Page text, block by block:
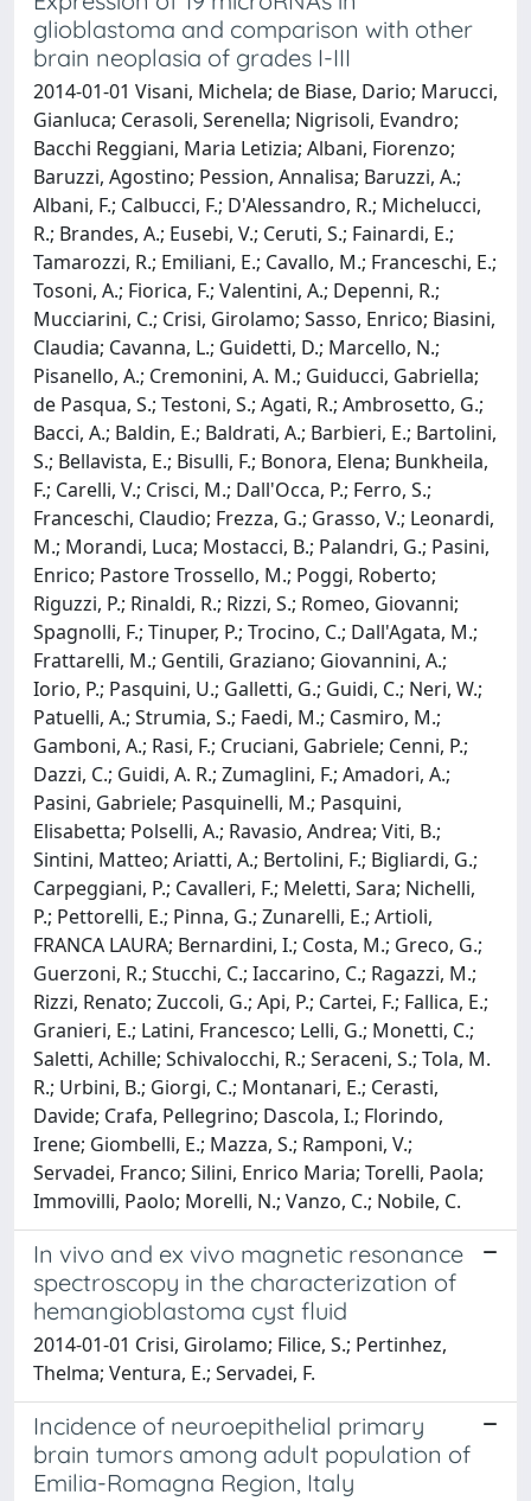
glioblastoma and comparison with other
brain neoplasia of grades I-III
2014-01-01 Visani, Michela; de Biase, Dario; Marucci,
Gianluca; Cerasoli, Serenella; Nigrisoli, Evandro;
Bacchi Reggiani, Maria Letizia; Albani, Fiorenzo;
Baruzzi, Agostino; Pession, Annalisa; Baruzzi, A.;
Albani, F.; Calbucci, F.; D'Alessandro, R.; Michelucci,
R.; Brandes, A.; Eusebi, V.; Ceruti, S.; Fainardi, E.;
Tamarozzi, R.; Emiliani, E.; Cavallo, M.; Franceschi, E.;
Tosoni, A.; Fiorica, F.; Valentini, A.; Depenni, R.;
Mucciarini, C.; Crisi, Girolamo; Sasso, Enrico; Biasini,
Claudia; Cavanna, L.; Guidetti, D.; Marcello, N.;
Pisanello, A.; Cremonini, A. M.; Guiducci, Gabriella;
de Pasqua, S.; Testoni, S.; Agati, R.; Ambrosetto, G.;
Bacci, A.; Baldin, E.; Baldrati, A.; Barbieri, E.; Bartolini,
S.; Bellavista, E.; Bisulli, F.; Bonora, Elena; Bunkheila,
F.; Carelli, V.; Crisci, M.; Dall'Occa, P.; Ferro, S.;
Franceschi, Claudio; Frezza, G.; Grasso, V.; Leonardi,
M.; Morandi, Luca; Mostacci, B.; Palandri, G.; Pasini,
Enrico; Pastore Trossello, M.; Poggi, Roberto;
Riguzzi, P.; Rinaldi, R.; Rizzi, S.; Romeo, Giovanni;
Spagnolli, F.; Tinuper, P.; Trocino, C.; Dall'Agata, M.;
Frattarelli, M.; Gentili, Graziano; Giovannini, A.;
Iorio, P.; Pasquini, U.; Galletti, G.; Guidi, C.; Neri, W.;
Patuelli, A.; Strumia, S.; Faedi, M.; Casmiro, M.;
Gamboni, A.; Rasi, F.; Cruciani, Gabriele; Cenni, P.;
Dazzi, C.; Guidi, A. R.; Zumaglini, F.; Amadori, A.;
Pasini, Gabriele; Pasquinelli, M.; Pasquini,
Elisabetta; Polselli, A.; Ravasio, Andrea; Viti, B.;
Sintini, Matteo; Ariatti, A.; Bertolini, F.; Bigliardi, G.;
Carpeggiani, P.; Cavalleri, F.; Meletti, Sara; Nichelli,
P.; Pettorelli, E.; Pinna, G.; Zunarelli, E.; Artioli,
FRANCA LAURA; Bernardini, I.; Costa, M.; Greco, G.;
Guerzoni, R.; Stucchi, C.; Iaccarino, C.; Ragazzi, M.;
Rizzi, Renato; Zuccoli, G.; Api, P.; Cartei, F.; Fallica, E.;
Granieri, E.; Latini, Francesco; Lelli, G.; Monetti, C.;
Saletti, Achille; Schivalocchi, R.; Seraceni, S.; Tola, M.
R.; Urbini, B.; Giorgi, C.; Montanari, E.; Cerasti,
Davide; Crafa, Pellegrino; Dascola, I.; Florindo,
Irene; Giombelli, E.; Mazza, S.; Ramponi, V.;
Servadei, Franco; Silini, Enrico Maria; Torelli, Paola;
Immovilli, Paolo; Morelli, N.; Vanzo, C.; Nobile, C.
In vivo and ex vivo magnetic resonance
spectroscopy in the characterization of
hemangioblastoma cyst fluid
2014-01-01 Crisi, Girolamo; Filice, S.; Pertinhez,
Thelma; Ventura, E.; Servadei, F.
Incidence of neuroepithelial primary
brain tumors among adult population of
Emilia-Romagna Region, Italy